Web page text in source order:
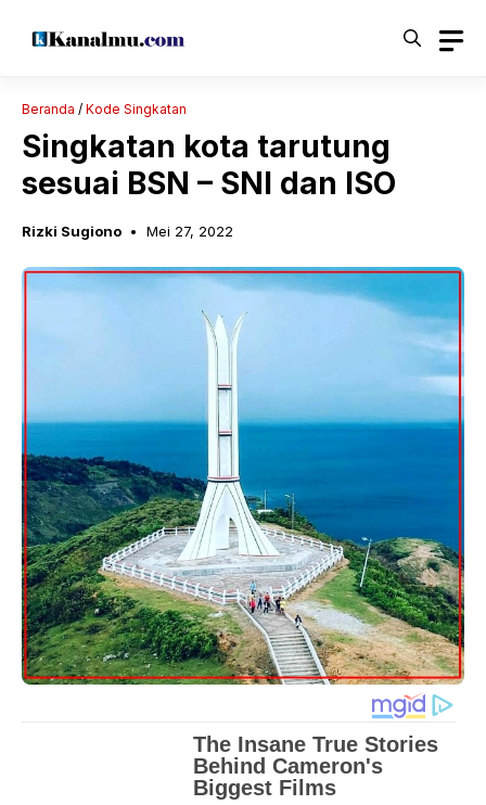
Beranda / Kode Singkatan
Singkatan kota tarutung
sesuai BSN – SNI dan ISO
Rizki Sugiono Mei 27, 2022